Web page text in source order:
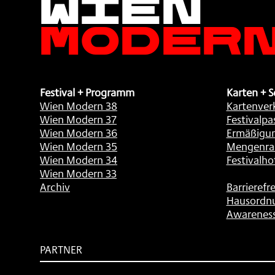
Festival + Programm
Wien Modern 38
Wien Modern 37
Wien Modern 36
Wien Modern 35
Wien Modern 34
Wien Modern 33
Archiv
Karten +
PARTNER